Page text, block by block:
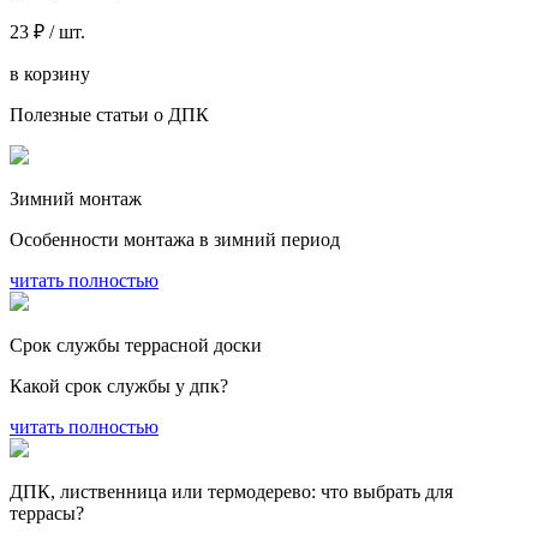
23 ₽ / шт.
в корзину
Полезные статьи о ДПК
Зимний монтаж
Особенности монтажа в зимний период
читать полностью
Срок службы террасной доски
Какой срок службы у дпк?
читать полностью
ДПК, лиственница или термодерево: что выбрать для
террасы?